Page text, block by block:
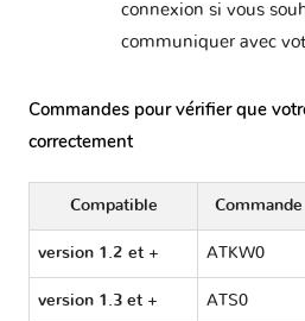
connexion si vous
communiquer avec
Commandes pour vérifier que
correctement
Compatible Commande
version 1.2 et + ATKW0
version 1.3 et + ATS0